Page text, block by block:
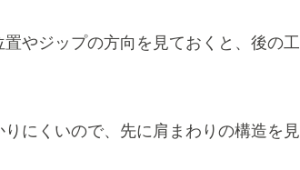
やジップの方向を見ておくと、後の工
にくいので、先に肩まわりの構造を見